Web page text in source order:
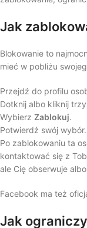
Jak
Blokowanie to
mieć w pobliżu
Przejdź do profilu
Dotknij albo kliknij
Wybierz Zablokuj.
Potwierdź swój wybór.
Po zablokowaniu ta
kontaktować się z
ale Cię obserwuje
Facebook ma też
Jak